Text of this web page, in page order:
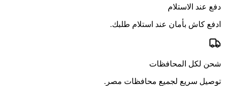
دفع عند الاستلام
ادفع كاش بأمان عند استلام طلبك.
شحن لكل المحافظات
توصيل سريع لجميع محافظات مصر.